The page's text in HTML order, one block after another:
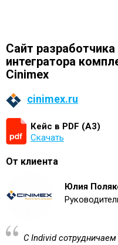
Cайт
интегратора
Cinimex
cinimex.ru
Кейс в PDF (А3)
Скачать
От клиента
Юлия
С Individ